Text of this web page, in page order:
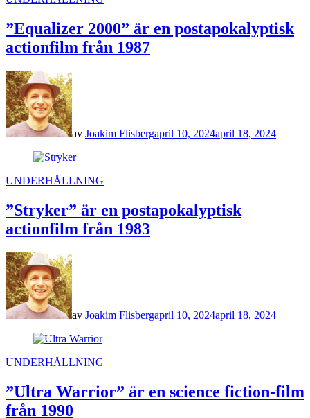
”Equalizer 2000” är en postapokalyptisk
actionfilm från 1987
av Joakim Flisbergapril 10, 2024april 18, 2024
POSTED
UNDERHÅLLNING
”Stryker” är en postapokalyptisk
actionfilm från 1983
av Joakim Flisbergapril 10, 2024april 18, 2024
POSTED
UNDERHÅLLNING
”Ultra Warrior” är en science fiction-film
från 1990